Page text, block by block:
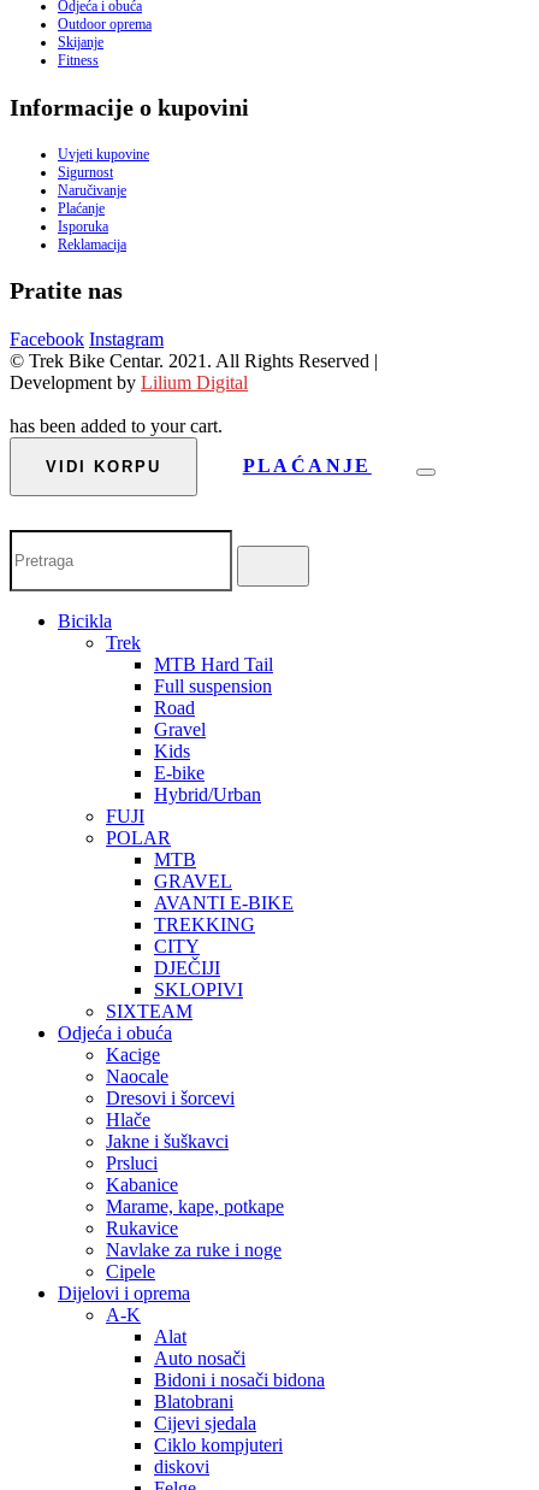
Odjeća i obuća
Outdoor oprema
Skijanje
Fitness
Informacije o kupovini
Uvjeti kupovine
Sigurnost
Naručivanje
Plaćanje
Isporuka
Reklamacija
Pratite nas
Facebook Instagram
© Trek Bike Centar. 2021. All Rights Reserved |
Development by Lilium Digital
has been added to your cart.
VIDI KORPU PLAĆANJE
Bicikla
Trek
MTB Hard Tail
Full suspension
Road
Gravel
Kids
E-bike
Hybrid/Urban
FUJI
POLAR
MTB
GRAVEL
AVANTI E-BIKE
TREKKING
CITY
DJEČIJI
SKLOPIVI
SIXTEAM
Odjeća i obuća
Kacige
Naocale
Dresovi i šorcevi
Hlače
Jakne i šuškavci
Prsluci
Kabanice
Marame, kape, potkape
Rukavice
Navlake za ruke i noge
Cipele
Dijelovi i oprema
A-K
Alat
Auto nosači
Bidoni i nosači bidona
Blatobrani
Cijevi sjedala
Ciklo kompjuteri
diskovi